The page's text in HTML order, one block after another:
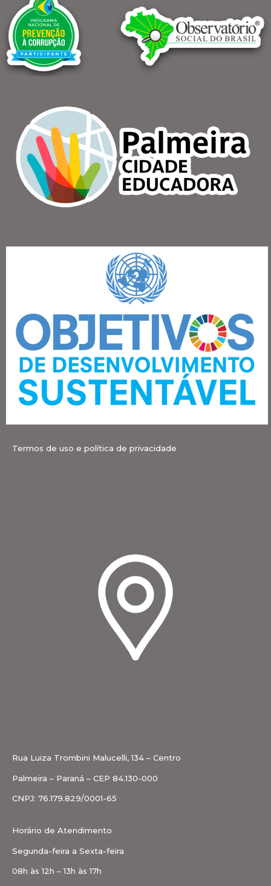
Termos de uso e política de privacidade
Rua Luiza Trombini Malucelli, 134 – Centro
Palmeira – Paraná – CEP 84.130-000
CNPJ: 76.179.829/0001-65
Horário de Atendimento
Segunda-feira a Sexta-feira
08h às 12h – 13h às 17h